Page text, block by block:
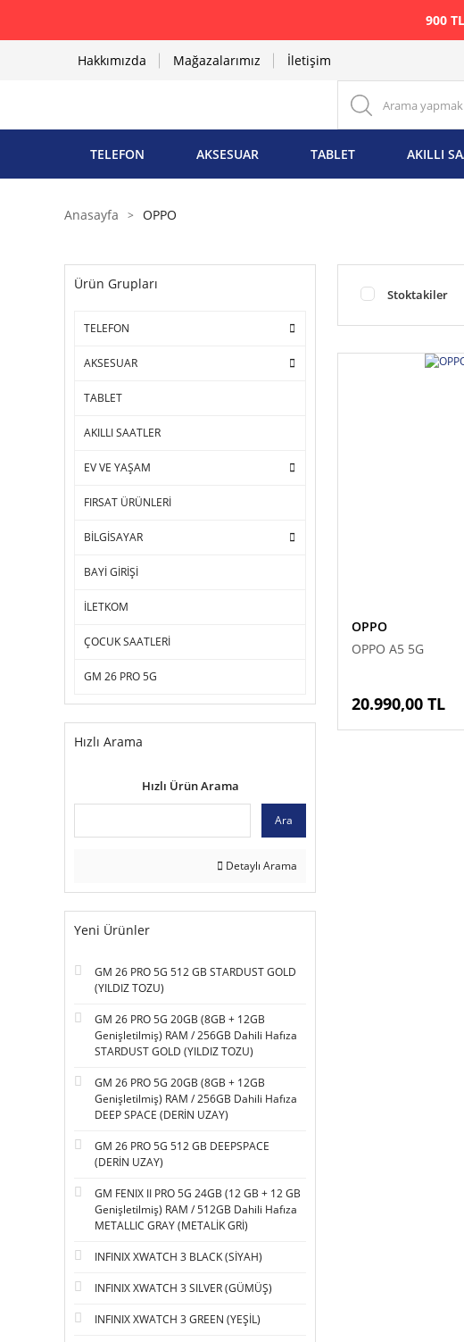
900
Hakkımızda Mağazalarımız İletişim
TELEFON AKSESUAR TABLET AKILLI
Anasayfa OPPO
Ürün Grupları
TELEFON
AKSESUAR
TABLET
AKILLI SAATLER
EV VE YAŞAM
FIRSAT ÜRÜNLERİ
BİLGİSAYAR
BAYİ GİRİŞİ
İLETKOM
ÇOCUK SAATLERİ
GM 26 PRO 5G
Hızlı Arama
Hızlı Ürün Arama
Ara
Detaylı Arama
Yeni Ürünler
GM 26 PRO 5G 512 GB STARDUST GOLD
(YILDIZ TOZU)
GM 26 PRO 5G 20GB (8GB + 12GB
Genişletilmiş) RAM / 256GB Dahili Hafıza
STARDUST GOLD (YILDIZ TOZU)
GM 26 PRO 5G 20GB (8GB + 12GB
Genişletilmiş) RAM / 256GB Dahili Hafıza
DEEP SPACE (DERİN UZAY)
GM 26 PRO 5G 512 GB DEEPSPACE
(DERİN UZAY)
GM FENIX II PRO 5G 24GB (12 GB + 12 GB
Genişletilmiş) RAM / 512GB Dahili Hafıza
METALLIC GRAY (METALİK GRİ)
INFINIX XWATCH 3 BLACK (SİYAH)
INFINIX XWATCH 3 SILVER (GÜMÜŞ)
INFINIX XWATCH 3 GREEN (YEŞİL)
Stoktakiler
OPPO
OPPO A5 5G
20.990,00 TL